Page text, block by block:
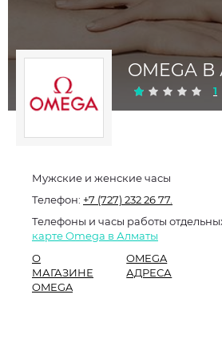
OMEGA
1
Мужские и женские часы
Телефон: +7 (727) 232 26 77.
Телефоны и часы работы
карте Omega в Алматы
О
МАГАЗИНЕ
OMEGA
OMEGA
АДРЕСА